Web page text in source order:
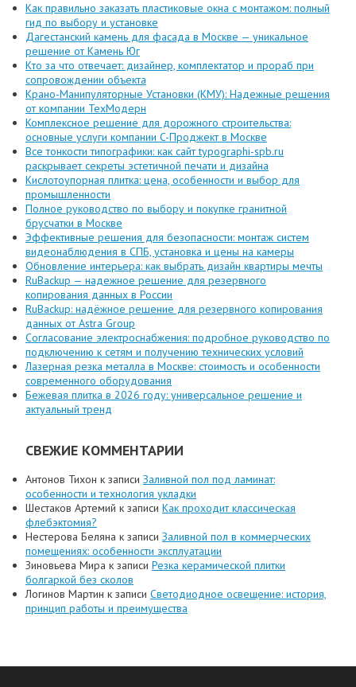
Как правильно заказать пластиковые окна с монтажом: полный
гид по выбору и установке
Дагестанский камень для фасада в Москве — уникальное
решение от Камень Юг
Кто за что отвечает: дизайнер, комплектатор и прораб при
сопровождении объекта
Крано-Манипуляторные Установки (КМУ): Надежные решения
от компании ТехМодерн
Комплексное решение для дорожного строительства:
основные услуги компании C-Проджект в Москве
Все тонкости типографики: как сайт typographi-spb.ru
раскрывает секреты эстетичной печати и дизайна
Кислотоупорная плитка: цена, особенности и выбор для
промышленности
Полное руководство по выбору и покупке гранитной
брусчатки в Москве
Эффективные решения для безопасности: монтаж систем
видеонаблюдения в СПБ, установка и цены на камеры
Обновление интерьера: как выбрать дизайн квартиры мечты
RuBackup — надежное решение для резервного
копирования данных в России
RuBackup: надёжное решение для резервного копирования
данных от Astra Group
Согласование электроснабжения: подробное руководство по
подключению к сетям и получению технических условий
Лазерная резка металла в Москве: стоимость и особенности
современного оборудования
Бежевая плитка в 2026 году: универсальное решение и
актуальный тренд
СВЕЖИЕ КОММЕНТАРИИ
Антонов Тихон к записи Заливной пол под ламинат:
особенности и технология укладки
Шестаков Артемий к записи Как проходит классическая
флебэктомия?
Нестерова Беляна к записи Заливной пол в коммерческих
помещениях: особенности эксплуатации
Зиновьева Мира к записи Резка керамической плитки
болгаркой без сколов
Логинов Мартин к записи Светодиодное освещение: история,
принцип работы и преимущества